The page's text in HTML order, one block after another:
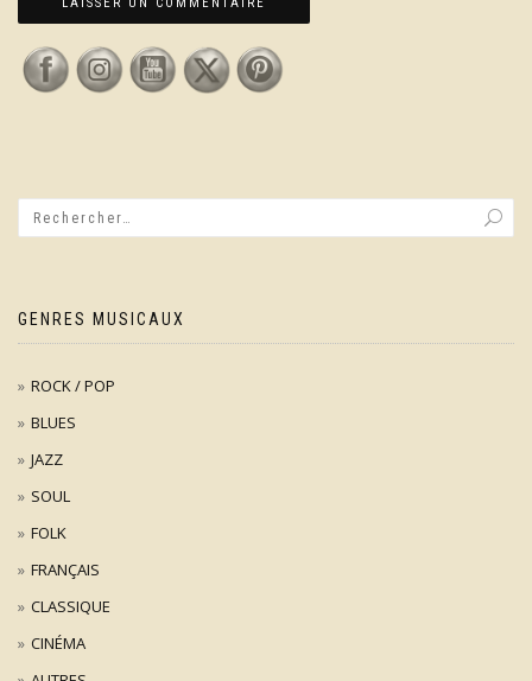
GENRES MUSICAUX
ROCK / POP
BLUES
JAZZ
SOUL
FOLK
FRANÇAIS
CLASSIQUE
CINÉMA